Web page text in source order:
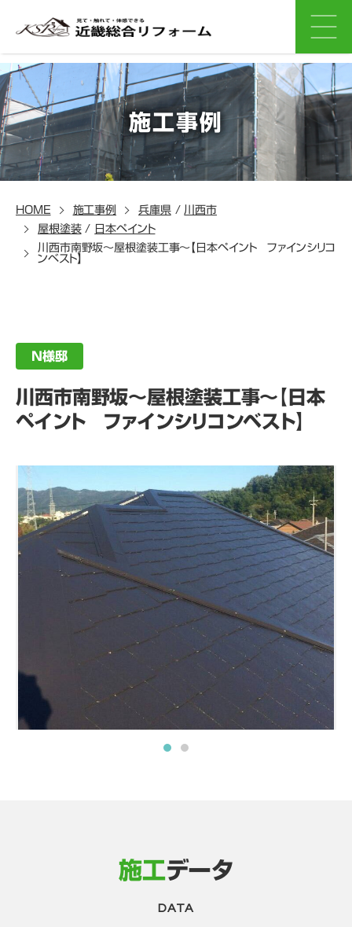
施工事例
HOME 施工事例 兵庫県/ 川西市
屋根塗装/
日本ペイント
川西市南野坂～屋根塗装工事～【日本ペイント ファインシリコ
ンベスト】
N様邸
川西市南野坂～屋根塗装工事～【日本
ペイント ファインシリコンベスト】
施工データ
DATA